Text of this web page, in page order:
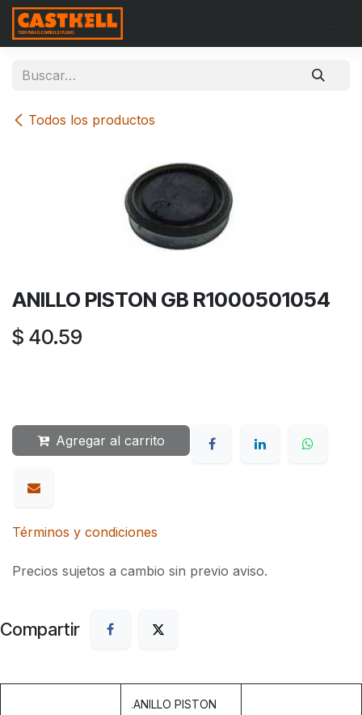
Ir al contenido
Todos los productos
ANILLO PISTON GB R1000501054
$ 40.59
Agregar al carrito
Términos y condiciones
Precios sujetos a cambio sin previo aviso.
Compartir
.ANILLO PISTON